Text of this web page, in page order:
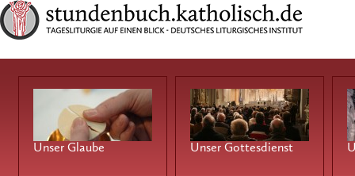
Unser Glaube Unser Gottesdienst